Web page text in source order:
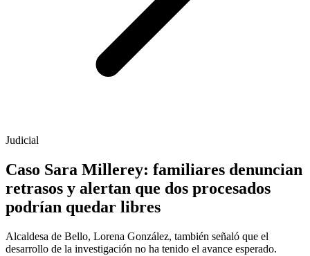
Judicial
Caso Sara Millerey: familiares denuncian
retrasos y alertan que dos procesados
podrían quedar libres
Alcaldesa de Bello, Lorena González, también señaló que el
desarrollo de la investigación no ha tenido el avance esperado.